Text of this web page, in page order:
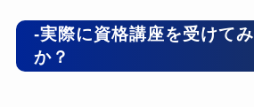
-実際に資格講座を受けて
か？